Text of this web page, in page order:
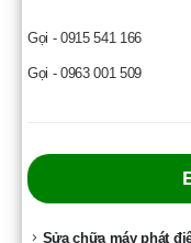
Gọi - 0915 541 166
Gọi - 0963 001 509
Sửa chữa máy phát